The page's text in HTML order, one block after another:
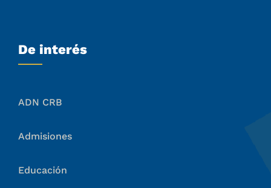
De interés
ADN CRB
Admisiones
Educación